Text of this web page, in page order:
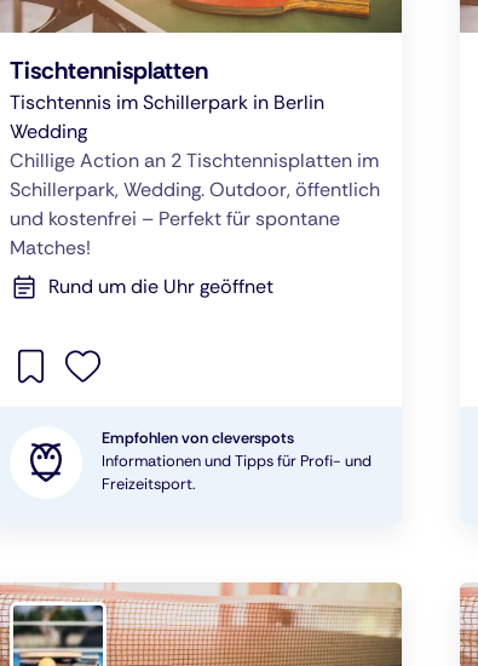
Tischtennisplatten
Tischtennis im Schillerpark in Berlin
Wedding
Chillige Action an 2 Tischtennisplatten im
Schillerpark, Wedding. Outdoor, öffentlich
und kostenfrei – Perfekt für spontane
Matches!
Rund um die Uhr geöffnet
Empfohlen von cleverspots
Informationen und Tipps für Profi- und
Freizeitsport.